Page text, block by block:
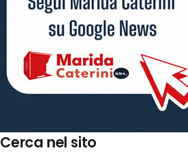
Cerca nel sito